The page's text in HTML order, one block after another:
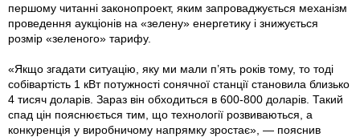
першому читанні законопроект, яким запроваджується механізм
проведення аукціонів на «зелену» енергетику і знижується
розмір «зеленого» тарифу.
«Якщо згадати ситуацію, яку ми мали п’ять років тому, то тоді
собівартість 1 кВт потужності сонячної станції становила близько
4 тисяч доларів. Зараз він обходиться в 600-800 доларів. Такий
спад цін пояснюється тим, що технології розвиваються, а
конкуренція у виробничому напрямку зростає», — пояснив